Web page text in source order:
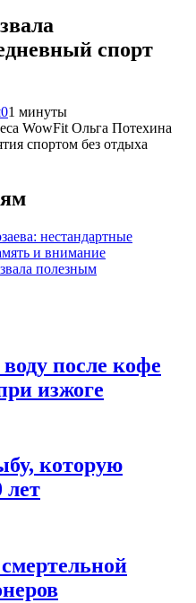
спорт
01 минуты
WowFit Ольга Потехина
спортом без отдыха
нестандартные
и внимание
полезным
после кофе
изжоге
которую
лет